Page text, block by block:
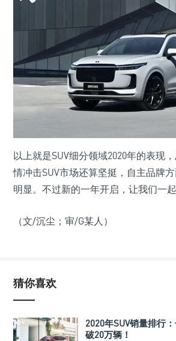
以上就是SUV细分领域2020年的表现
情冲击SUV市场还算坚挺，自主品牌
明显。不过新的一年开启，让我们一
（文/沉尘；审/G某人）
猜你喜欢
2020年SUV销量排行
破20万辆！